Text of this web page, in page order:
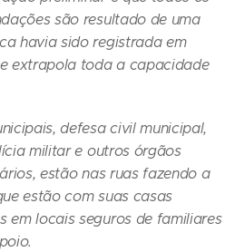
são resultado de uma
havia sido registrada em
extrapola toda a capacidade
defesa civil municipal,
militar e outros órgãos
estão nas ruas fazendo a
estão com suas casas
em locais seguros de familiares